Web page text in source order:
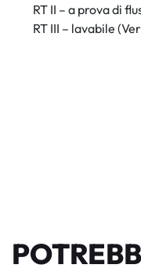
RT II – a prova di
RT III – lavabile